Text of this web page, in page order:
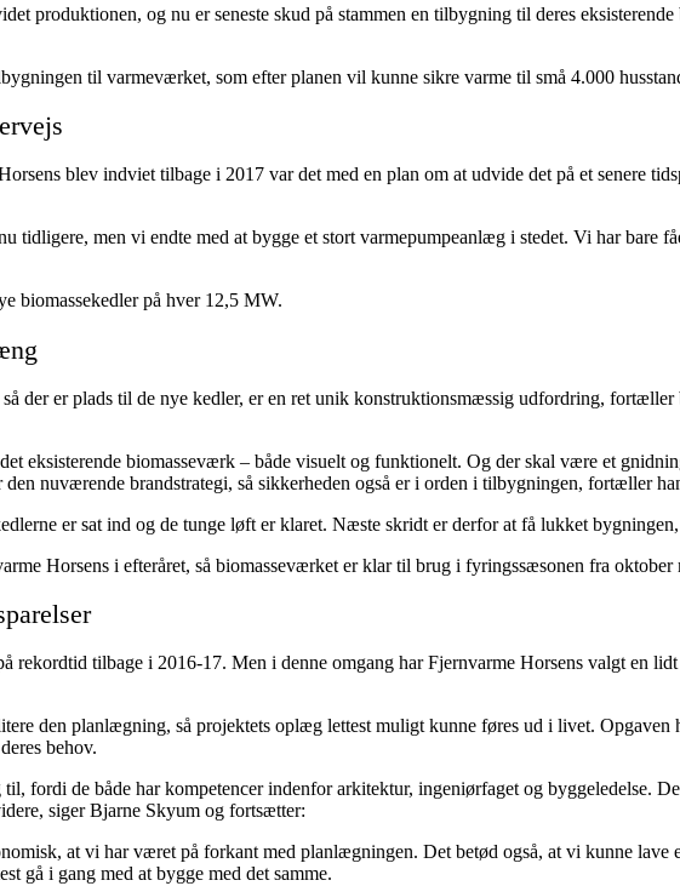
produktionen, og nu er seneste skud på stammen en tilbygning til deres
til varmeværket, som efter planen vil kunne sikre varme til små 4.000
blev indviet tilbage i 2017 var det med en plan om at udvide det på et senere
tidligere, men vi endte med at bygge et stort varmepumpeanlæg i stedet. Vi har bare
biomassekedler på hver 12,5 MW.
der er plads til de nye kedler, er en ret unik konstruktionsmæssig udfordring,
eksisterende biomasseværk – både visuelt og funktionelt. Og der skal være et
nuværende brandstrategi, så sikkerheden også er i orden i tilbygningen, fortæller
er sat ind og de tunge løft er klaret. Næste skridt er derfor at få lukket
Horsens i efteråret, så biomasseværket er klar til brug i fyringssæsonen fra oktober
rekordtid tilbage i 2016-17. Men i denne omgang har Fjernvarme Horsens valgt en
den planlægning, så projektets oplæg lettest muligt kunne føres ud i livet. Opgaven
behov.
fordi de både har kompetencer indenfor arkitektur, ingeniørfaget og byggeledelse.
siger Bjarne Skyum og fortsætter:
at vi har været på forkant med planlægningen. Det betød også, at vi kunne lave
gå i gang med at bygge med det samme.